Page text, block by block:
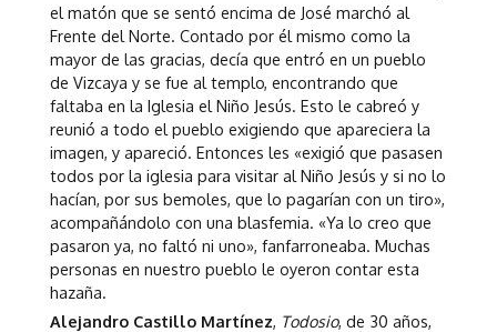
el matón que se sentó encima de José marchó al
Frente del Norte. Contado por él mismo como la
mayor de las gracias, decía que entró en un pueblo
de Vizcaya y se fue al templo, encontrando que
faltaba en la Iglesia el Niño Jesús. Esto le cabreó y
reunió a todo el pueblo exigiendo que apareciera la
imagen, y apareció. Entonces les «exigió que pasasen
todos por la iglesia para visitar al Niño Jesús y si no lo
hacían, por sus bemoles, que lo pagarían con un tiro»,
acompañándolo con una blasfemia. «Ya lo creo que
pasaron ya, no faltó ni uno», fanfarroneaba. Muchas
personas en nuestro pueblo le oyeron contar esta
hazaña.
Alejandro Castillo Martínez, Todosio, de 30 años,